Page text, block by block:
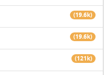
(19.6k)
(19.6k)
(121k)